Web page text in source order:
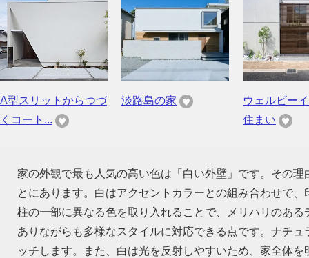
A型スリットからつづ
くコート...
淡路島の家
ウェルビー
住まい
家の外観で最も人気の高い色は「白い外壁」です。その
とにあります。白はアクセントカラーとの組み合わせで
柱の一部に異なる色を取り入れることで、メリハリのあ
ありながらも多様なスタイルに対応できる点です。ナチ
ッチします。また、白は光を反射しやすいため、家全体